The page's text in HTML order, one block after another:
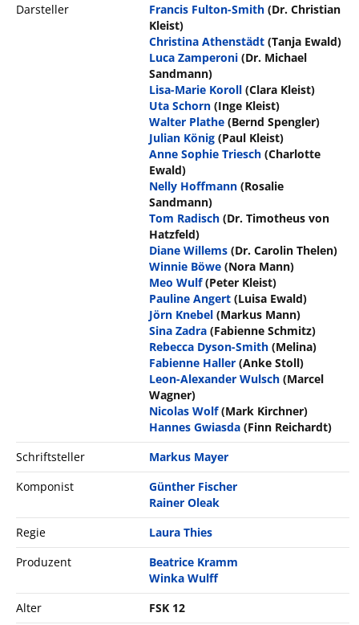
Darsteller
Francis Fulton-Smith (Dr. Christian
Kleist)
Christina Athenstädt (Tanja Ewald)
Luca Zamperoni (Dr. Michael
Sandmann)
Lisa-Marie Koroll (Clara Kleist)
Uta Schorn (Inge Kleist)
Walter Plathe (Bernd Spengler)
Julian König (Paul Kleist)
Anne Sophie Triesch (Charlotte
Ewald)
Nelly Hoffmann (Rosalie
Sandmann)
Tom Radisch (Dr. Timotheus von
Hatzfeld)
Diane Willems (Dr. Carolin Thelen)
Winnie Böwe (Nora Mann)
Meo Wulf (Peter Kleist)
Pauline Angert (Luisa Ewald)
Jörn Knebel (Markus Mann)
Sina Zadra (Fabienne Schmitz)
Rebecca Dyson-Smith (Melina)
Fabienne Haller (Anke Stoll)
Leon-Alexander Wulsch (Marcel
Wagner)
Nicolas Wolf (Mark Kirchner)
Hannes Gwiasda (Finn Reichardt)
Schriftsteller
Markus Mayer
Komponist
Günther Fischer
Rainer Oleak
Regie
Laura Thies
Produzent
Beatrice Kramm
Winka Wulff
Alter
FSK 12